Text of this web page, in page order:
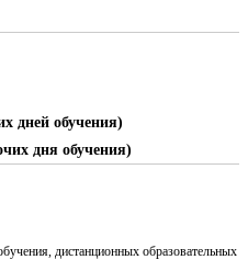
дней обучения)
дня обучения)
дистанционных образовательных